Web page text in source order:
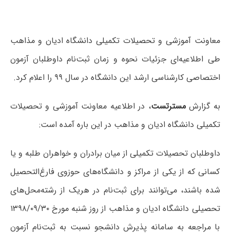
معاونت آموزشی و تحصیلات تکمیلی دانشگاه ادیان و مذاهب
طی اطلاعیه‌ای جزئیات نحوه و زمان ثبت‌نام داوطلبان آزمون‌
اختصاصی کارشناسی ارشد این دانشگاه در سال ۹۹ را اعلام کرد.
به گزارشمسترتست، در اطلاعیه معاونت آموزشی و تحصیلات
تکمیلی دانشگاه ادیان و مذاهب در این باره آمده است:
داوطلبان تحصیلات تکمیلی از میان برادران و خواهران طلبه و یا
کسانی که از یکی از مراکز و دانشگاه‌های حوزوی فارغ‌التحصیل
شده باشند، می‌توانند برای ثبت‌نام در هریک از رشته‌محل‌های
تحصیلی دانشگاه ادیان و مذاهب از روز شنبه مورخ ۱۳۹۸/۰۹/۳۰
با مراجعه به سامانه پذیرش دانشجو نسبت به ثبت‌نام آزمون